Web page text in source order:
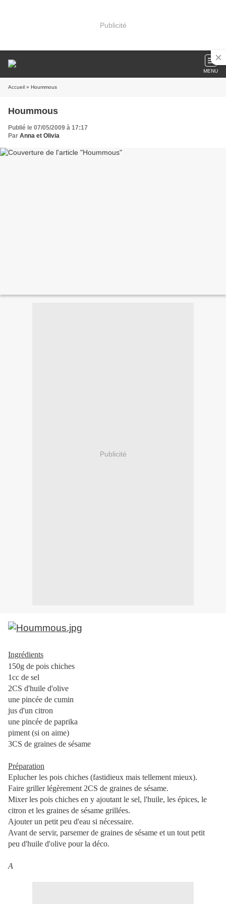
Publicité
MENU
Accueil » Hoummous
Hoummous
Publié le 07/05/2009 à 17:17
Par Anna et Olivia
Publicité
Ingrédients
150g de pois chiches
1cc de sel
2CS d'huile d'olive
une pincée de cumin
jus d'un citron
une pincée de paprika
piment (si on aime)
3CS de graines de sésame
Préparation
Eplucher les pois chiches (fastidieux mais tellement mieux).
Faire griller légèrement 2CS de graines de sésame.
Mixer les pois chiches en y ajoutant le sel, l'huile, les épices, le
citron et les graines de sésame grillées.
Ajouter un petit peu d'eau si nécessaire.
Avant de servir, parsemer de graines de sésame et un tout petit
peu d'huile d'olive pour la déco.
A